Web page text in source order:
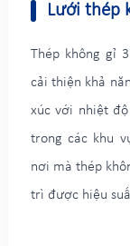
Lưới thép
Thép không gỉ
cải thiện khả
xúc với nhiệt
trong các khu
nơi mà thép
trì được hiệu